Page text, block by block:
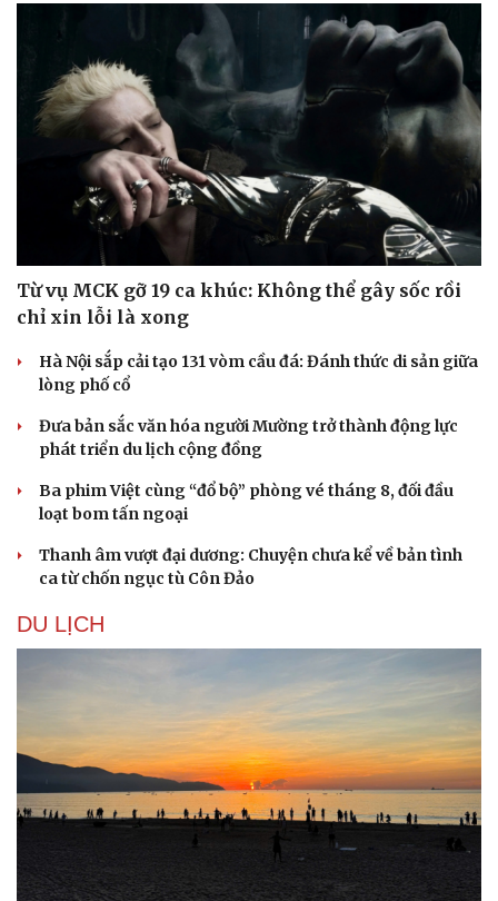
Từ vụ MCK gỡ 19 ca khúc: Không thể gây sốc rồi
chỉ xin lỗi là xong
Hà Nội sắp cải tạo 131 vòm cầu đá: Đánh thức di sản giữa
lòng phố cổ
Đưa bản sắc văn hóa người Mường trở thành động lực
phát triển du lịch cộng đồng
Ba phim Việt cùng “đổ bộ” phòng vé tháng 8, đối đầu
loạt bom tấn ngoại
Thanh âm vượt đại dương: Chuyện chưa kể về bản tình
ca từ chốn ngục tù Côn Đảo
DU LỊCH